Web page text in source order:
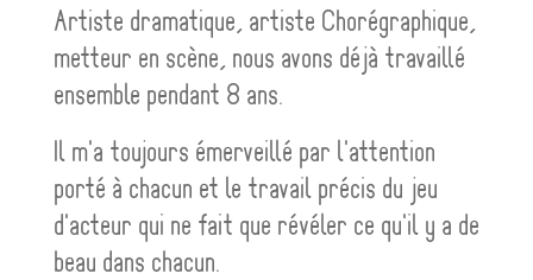
Artiste dramatique, artiste Chorégraphique,
metteur en scène, nous avons déjà travaillé
ensemble pendant 8 ans.
Il m'a toujours émerveillé par l'attention
porté à chacun et le travail précis du jeu
d'acteur qui ne fait que révéler ce qu'il y a de
beau dans chacun.